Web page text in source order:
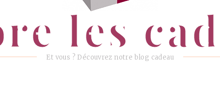
les
Et vous ? Découvrez notre blog cadeau